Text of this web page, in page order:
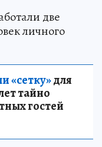
две
личного
«сетку»для
тайно
гостей